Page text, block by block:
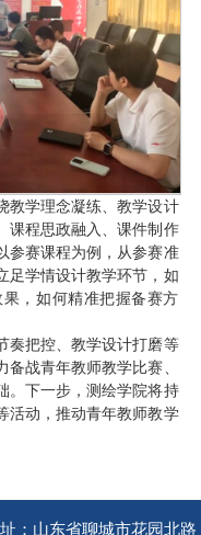
教学理念凝练、教学设计
课程思政融入、课件制作
参赛课程为例，从参赛准
足学情设计教学环节，如
，如何精准把握备赛方
奏把控、教学设计打磨等
战青年教师教学比赛、
。下一步，测绘学院将持
活动，推动青年教师教学
：山东省聊城市花园北路